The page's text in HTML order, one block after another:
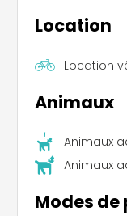
Location
Location
Animaux
Animaux
Animaux
Modes